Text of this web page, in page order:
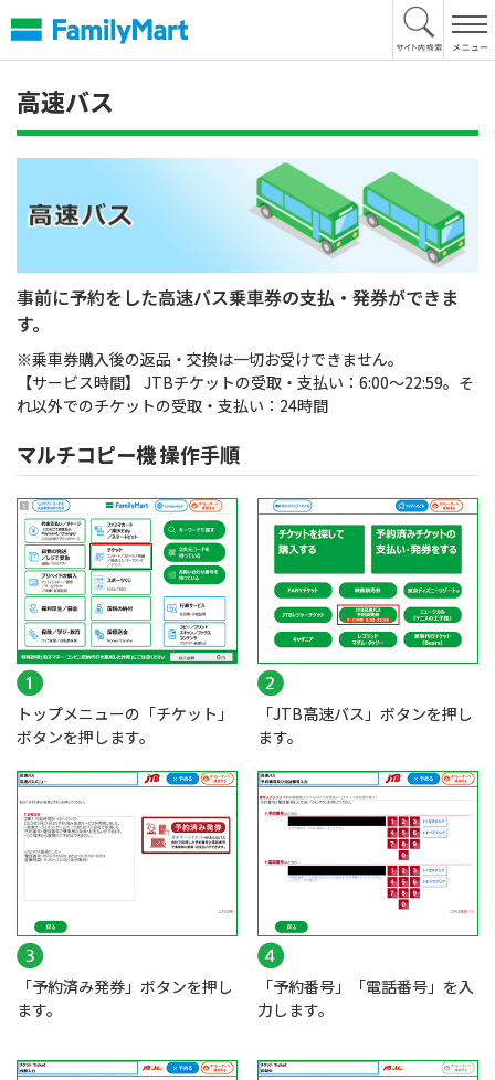
文
へ
高速バス
事前に予約をした高速バス乗車券の支払・発券ができま
す。
※乗車券購入後の返品・交換は一切お受けできません。
【サービス時間】 JTBチケットの受取・支払い：6:00～22:59。そ
れ以外でのチケットの受取・支払い：24時間
マルチコピー機 操作手順
トップメニューの「チケット」
ボタンを押します。
「JTB高速バス」ボタンを押し
ます。
「予約済み発券」ボタンを押し
ます。
「予約番号」「電話番号」を入
力します。